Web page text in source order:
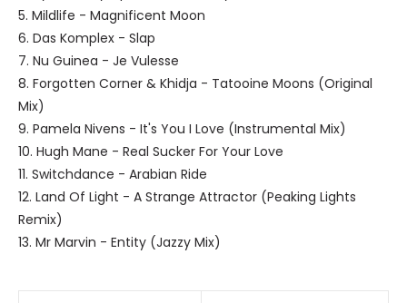
5. Mildlife - Magnificent Moon
6. Das Komplex - Slap
7. Nu Guinea - Je Vulesse
8. Forgotten Corner & Khidja - Tatooine Moons (Original
Mix)
9. Pamela Nivens - It's You I Love (Instrumental Mix)
10. Hugh Mane - Real Sucker For Your Love
11. Switchdance - Arabian Ride
12. Land Of Light - A Strange Attractor (Peaking Lights
Remix)
13. Mr Marvin - Entity (Jazzy Mix)